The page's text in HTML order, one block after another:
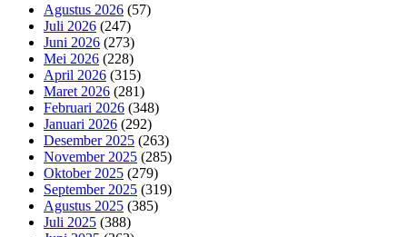
Agustus 2026 (57)
Juli 2026 (247)
Juni 2026 (273)
Mei 2026 (228)
April 2026 (315)
Maret 2026 (281)
Februari 2026 (348)
Januari 2026 (292)
Desember 2025 (263)
November 2025 (285)
Oktober 2025 (279)
September 2025 (319)
Agustus 2025 (385)
Juli 2025 (388)